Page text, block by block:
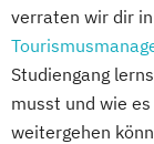
verraten wir dir
Studiengang
musst und wie
weitergehen